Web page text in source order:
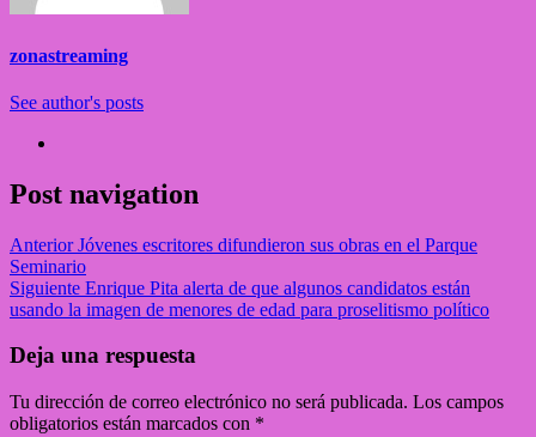
zonastreaming
See author's posts
Post navigation
AnteriorJóvenes escritores difundieron sus obras en el Parque
Seminario
Siguiente Enrique Pita alerta de que algunos candidatos están
usando la imagen de menores de edad para proselitismo político
Deja una respuesta
Tu dirección de correo electrónico no será publicada. Los campos
obligatorios están marcados con *